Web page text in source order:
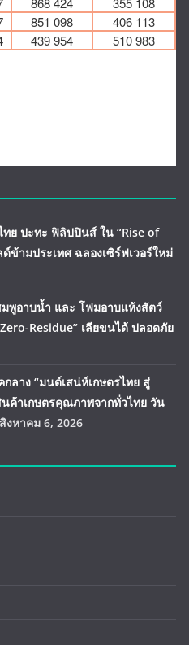
ทย ปะทะ ฟิลิปปินส์ ใน “Rise of
ข้ามประเทศ ฉลองเซิร์ฟเวอร์ใหม่
มพูอาบน้ำ และ โฟมอาบแห้งสัตว์
Residue” เลียขนได้ ปลอดภัย
ลาง “มนต์เสน่ห์เกษตรไทย สู่
ค้าเกษตรคุณภาพจากทั่วไทย วัน
สิงหาคม 6, 2026